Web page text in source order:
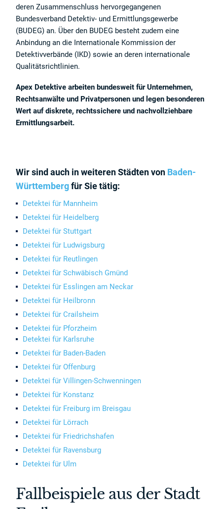
deren Zusammenschluss hervorgegangenen
Bundesverband Detektiv- und Ermittlungsgewerbe
(BUDEG) an. Über den BUDEG besteht zudem eine
Anbindung an die Internationale Kommission der
Detektivverbände (IKD) sowie an deren internationale
Qualitätsrichtlinien.
Apex Detektive arbeiten bundesweit für Unternehmen,
Rechtsanwälte und Privatpersonen und legen besonderen
Wert auf diskrete, rechtssichere und nachvollziehbare
Ermittlungsarbeit.
Wir sind auch in weiteren Städten von Baden-
Württembergfür Sie tätig:
Detektei für Mannheim
Detektei für Heidelberg
Detektei für Stuttgart
Detektei für Ludwigsburg
Detektei für Reutlingen
Detektei für Schwäbisch Gmünd
Detektei für Esslingen am Neckar
Detektei für Heilbronn
Detektei für Crailsheim
Detektei für Pforzheim
Detektei für Karlsruhe
Detektei für Baden-Baden
Detektei für Offenburg
Detektei für Villingen-Schwenningen
Detektei für Konstanz
Detektei für Freiburg im Breisgau
Detektei für Lörrach
Detektei für Friedrichshafen
Detektei für Ravensburg
Detektei für Ulm
Fallbeispiele aus der Stadt